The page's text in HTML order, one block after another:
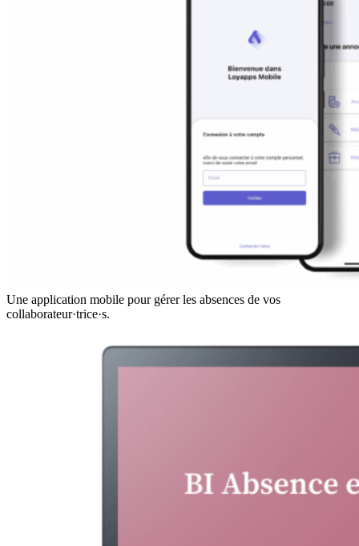
Une application mobile pour gérer les absences de vos
collaborateur·trice·s.